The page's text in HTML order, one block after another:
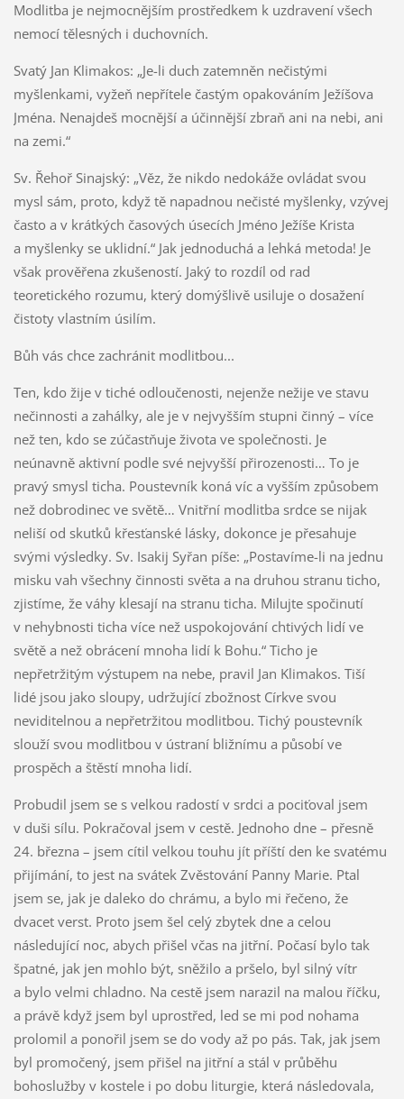
Modlitba je nejmocnějším prostředkem k uzdravení všech
nemocí tělesných i duchovních.
Svatý Jan Klimakos: „Je-li duch zatemněn nečistými
myšlenkami, vyžeň nepřítele častým opakováním Ježíšova
Jména. Nenajdeš mocnější a účinnější zbraň ani na nebi, ani
na zemi.“
Sv. Řehoř Sinajský: „Věz, že nikdo nedokáže ovládat svou
mysl sám, proto, když tě napadnou nečisté myšlenky, vzývej
často a v krátkých časových úsecích Jméno Ježíše Krista
a myšlenky se uklidní.“ Jak jednoduchá a lehká metoda! Je
však prověřena zkušeností. Jaký to rozdíl od rad
teoretického rozumu, který domýšlivě usiluje o dosažení
čistoty vlastním úsilím.
Bůh vás chce zachránit modlitbou...
Ten, kdo žije v tiché odloučenosti, nejenže nežije ve stavu
nečinnosti a zahálky, ale je v nejvyšším stupni činný – více
než ten, kdo se zúčastňuje života ve společnosti. Je
neúnavně aktivní podle své nejvyšší přirozenosti… To je
pravý smysl ticha. Poustevník koná víc a vyšším způsobem
než dobrodinec ve světě… Vnitřní modlitba srdce se nijak
neliší od skutků křesťanské lásky, dokonce je přesahuje
svými výsledky. Sv. Isakij Syřan píše: „Postavíme-li na jednu
misku vah všechny činnosti světa a na druhou stranu ticho,
zjistíme, že váhy klesají na stranu ticha. Milujte spočinutí
v nehybnosti ticha více než uspokojování chtivých lidí ve
světě a než obrácení mnoha lidí k Bohu.“ Ticho je
nepřetržitým výstupem na nebe, pravil Jan Klimakos. Tiší
lidé jsou jako sloupy, udržující zbožnost Církve svou
neviditelnou a nepřetržitou modlitbou. Tichý poustevník
slouží svou modlitbou v ústraní bližnímu a působí ve
prospěch a štěstí mnoha lidí.
Probudil jsem se s velkou radostí v srdci a pociťoval jsem
v duši sílu. Pokračoval jsem v cestě. Jednoho dne – přesně
24. března – jsem cítil velkou touhu jít příští den ke svatému
přijímání, to jest na svátek Zvěstování Panny Marie. Ptal
jsem se, jak je daleko do chrámu, a bylo mi řečeno, že
dvacet verst. Proto jsem šel celý zbytek dne a celou
následující noc, abych přišel včas na jitřní. Počasí bylo tak
špatné, jak jen mohlo být, sněžilo a pršelo, byl silný vítr
a bylo velmi chladno. Na cestě jsem narazil na malou říčku,
a právě když jsem byl uprostřed, led se mi pod nohama
prolomil a ponořil jsem se do vody až po pás. Tak, jak jsem
byl promočený, jsem přišel na jitřní a stál v průběhu
bohoslužby v kostele i po dobu liturgie, která následovala,